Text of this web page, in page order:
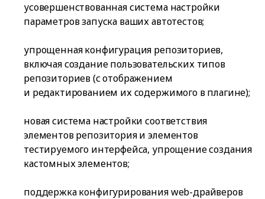
усовершенствованная система настройки
параметров запуска ваших автотестов;
упрощенная конфигурация репозиториев,
включая создание пользовательских типов
репозиториев (с отображением
и редактированием их содержимого в плагине);
новая система настройки соответствия
элементов репозитория и элементов
тестируемого интерфейса, упрощение создания
кастомных элементов;
поддержка конфигурирования web-драйверов